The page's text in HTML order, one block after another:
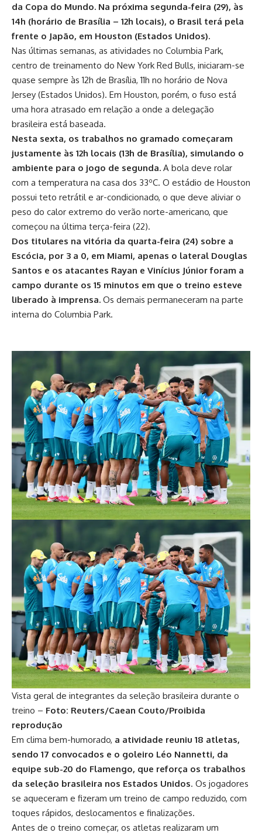
da Copa do Mundo. Na próxima segunda-feira (29), às
14h (horário de Brasília – 12h locais), o Brasil terá pela
frente o Japão, em Houston (Estados Unidos).
Nas últimas semanas, as atividades no Columbia Park,
centro de treinamento do New York Red Bulls, iniciaram-se
quase sempre às 12h de Brasília, 11h no horário de Nova
Jersey (Estados Unidos). Em Houston, porém, o fuso está
uma hora atrasado em relação a onde a delegação
brasileira está baseada.
Nesta sexta, os trabalhos no gramado começaram
justamente às 12h locais (13h de Brasília), simulando o
ambiente para o jogo de segunda. A bola deve rolar
com a temperatura na casa dos 33ºC. O estádio de Houston
possui teto retrátil e ar-condicionado, o que deve aliviar o
peso do calor extremo do verão norte-americano, que
começou na última terça-feira (22).
Dos titulares na vitória da quarta-feira (24) sobre a
Escócia, por 3 a 0, em Miami, apenas o lateral Douglas
Santos e os atacantes Rayan e Vinícius Júnior foram a
campo durante os 15 minutos em que o treino esteve
liberado à imprensa. Os demais permaneceram na parte
interna do Columbia Park.
Vista geral de integrantes da seleção brasileira durante o
treino – Foto: Reuters/Caean Couto/Proibida
reprodução
Em clima bem-humorado, a atividade reuniu 18 atletas,
sendo 17 convocados e o goleiro Léo Nannetti, da
equipe sub-20 do Flamengo, que reforça os trabalhos
da seleção brasileira nos Estados Unidos. Os jogadores
se aqueceram e fizeram um treino de campo reduzido, com
toques rápidos, deslocamentos e finalizações.
Antes de o treino começar, os atletas realizaram um